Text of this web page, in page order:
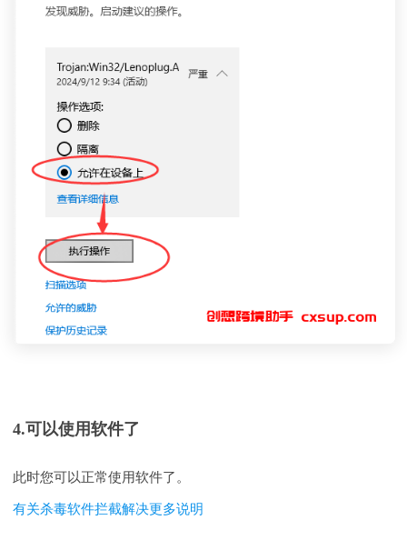
4.可以使用软件了
此时您可以正常使用软件了。
有关杀毒软件拦截解决更多说明